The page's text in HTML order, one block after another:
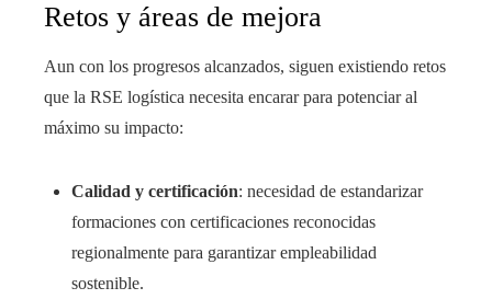
Retos y áreas de mejora
Aun con los progresos alcanzados, siguen existiendo retos
que la RSE logística necesita encarar para potenciar al
máximo su impacto:
Calidad y certificación: necesidad de estandarizar
formaciones con certificaciones reconocidas
regionalmente para garantizar empleabilidad
sostenible.